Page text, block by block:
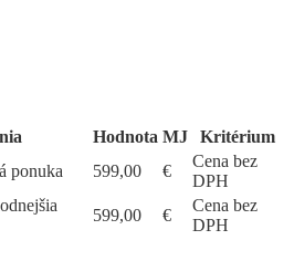
Hodnota MJ
Kritérium
ponuka
599,00 €
Cena bez
DPH
599,00 €
Cena bez
DPH